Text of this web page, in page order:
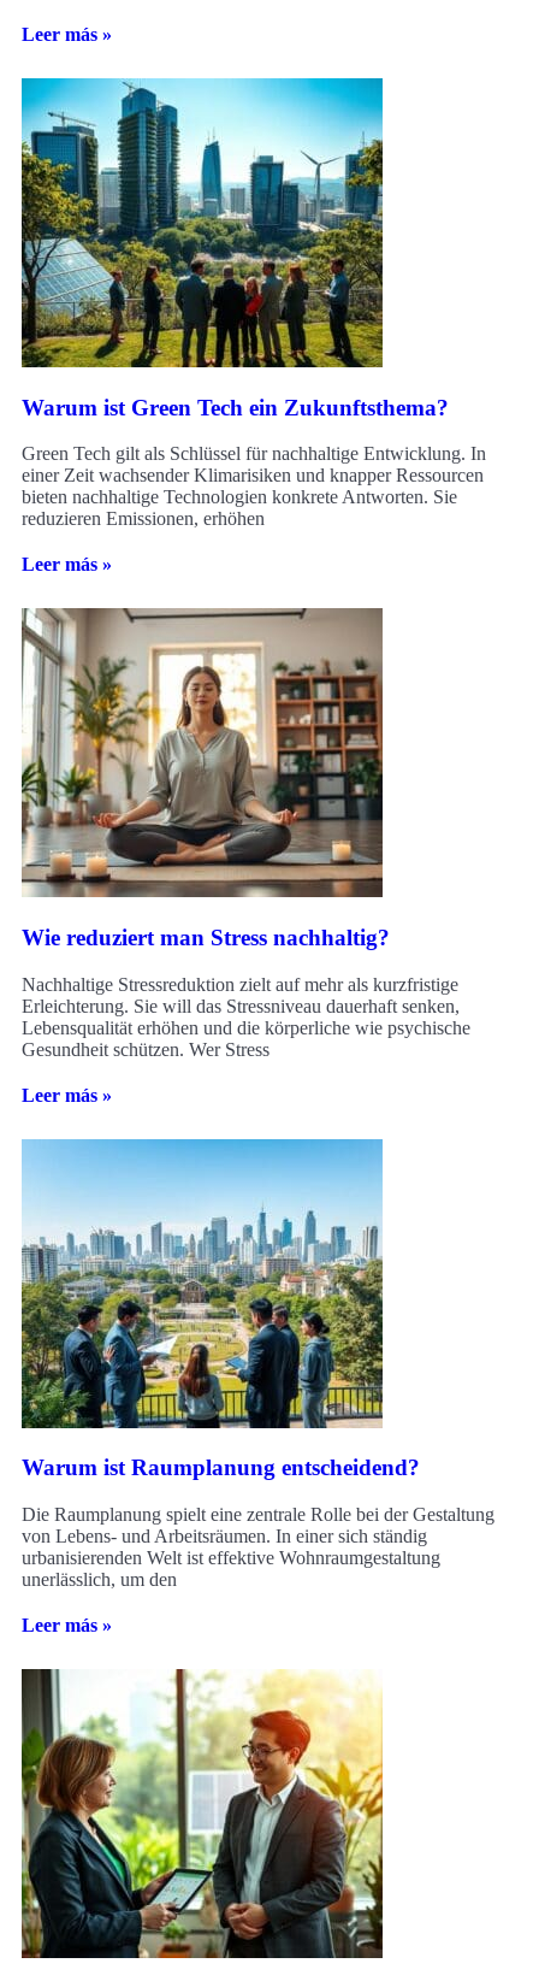
Leer más »
Warum ist Green Tech ein Zukunftsthema?
Green Tech gilt als Schlüssel für nachhaltige Entwicklung. In
einer Zeit wachsender Klimarisiken und knapper Ressourcen
bieten nachhaltige Technologien konkrete Antworten. Sie
reduzieren Emissionen, erhöhen
Leer más »
Wie reduziert man Stress nachhaltig?
Nachhaltige Stressreduktion zielt auf mehr als kurzfristige
Erleichterung. Sie will das Stressniveau dauerhaft senken,
Lebensqualität erhöhen und die körperliche wie psychische
Gesundheit schützen. Wer Stress
Leer más »
Warum ist Raumplanung entscheidend?
Die Raumplanung spielt eine zentrale Rolle bei der Gestaltung
von Lebens- und Arbeitsräumen. In einer sich ständig
urbanisierenden Welt ist effektive Wohnraumgestaltung
unerlässlich, um den
Leer más »